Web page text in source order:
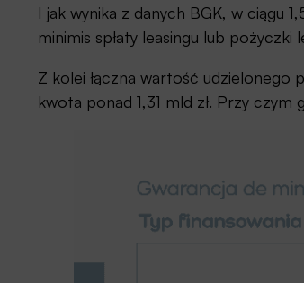
I jak wynika z danych BGK, w ciągu
minimis spłaty leasingu lub pożyczki
Z kolei łączna wartość udzielonego
kwota ponad 1,31 mld zł. Przy czym